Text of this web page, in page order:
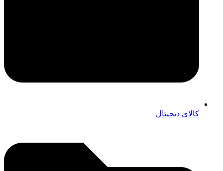
کالای دیجیتال